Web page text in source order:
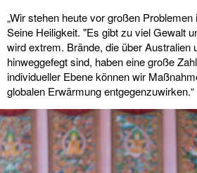
„Wir stehen heute vor großen
Seine Heiligkeit. "Es gibt zu viel Gewalt
wird extrem. Brände, die über Australien
hinweggefegt sind, haben eine große
individueller Ebene können wir
globalen Erwärmung entgegenzuwirken.“